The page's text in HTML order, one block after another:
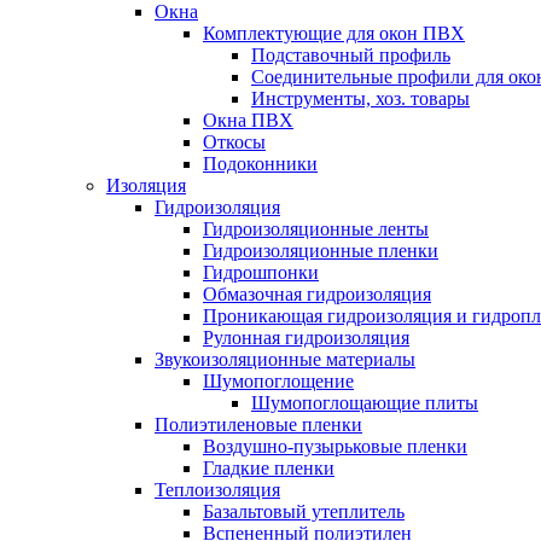
Окна
Комплектующие для окон ПВХ
Подставочный профиль
Соединительные профили для
Инструменты, хоз. товары
Окна ПВХ
Откосы
Подоконники
Изоляция
Гидроизоляция
Гидроизоляционные ленты
Гидроизоляционные пленки
Гидрошпонки
Обмазочная гидроизоляция
Проникающая гидроизоляция и
Рулонная гидроизоляция
Звукоизоляционные материалы
Шумопоглощение
Шумопоглощающие плиты
Полиэтиленовые пленки
Воздушно-пузырьковые пленки
Гладкие пленки
Теплоизоляция
Базальтовый утеплитель
Вспененный полиэтилен